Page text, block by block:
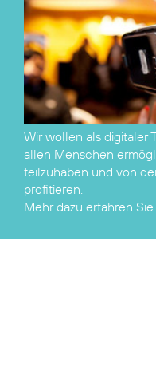
Wir wollen als digitaler
allen Menschen
teilzuhaben und von
Mehr dazu erfahren Sie